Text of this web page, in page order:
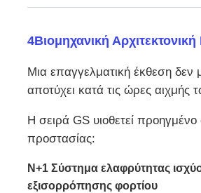
4Βιομηχανική Αρχιτεκτονική
Μια επαγγελματική έκθεση δεν
αποτύχει κατά τις ώρες αιχμής
Η σειρά GS υιοθετεί
προστασίας:
N+1 Σύστημα ελαφρύτητας
εξισορρόπησης φορτίου